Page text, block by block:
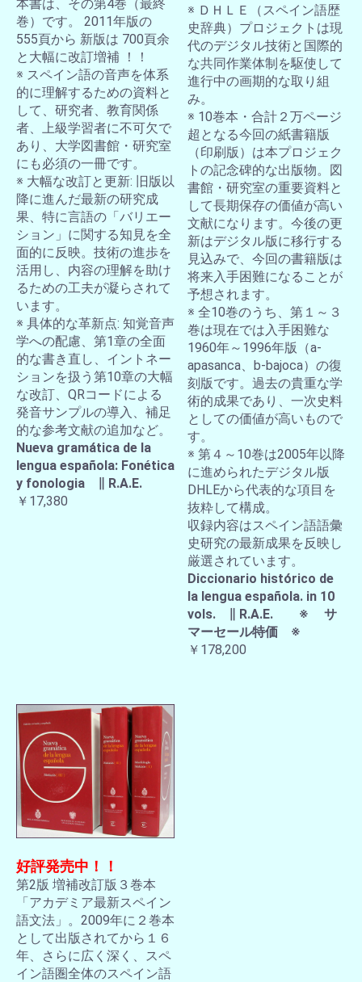
本書は、その第4巻（最終
巻）です。 2011年版の
555頁から 新版は 700頁余
と大幅に改訂増補 ！！
※ スペイン語の音声を体系
的に理解するための資料と
して、研究者、教育関係
者、上級学習者に不可欠で
あり、大学図書館・研究室
にも必須の一冊です。
※ 大幅な改訂と更新: 旧版以
降に進んだ最新の研究成
果、特に言語の「バリエー
ション」に関する知見を全
面的に反映。技術の進歩を
活用し、内容の理解を助け
るための工夫が凝らされて
います。
※ 具体的な革新点: 知覚音声
学への配慮、第1章の全面
的な書き直し、イントネー
ションを扱う第10章の大幅
な改訂、QRコードによる
発音サンプルの導入、補足
的な参考文献の追加など。
Nueva gramática de la
lengua española: Fonética
y fonologia ∥ R.A.E.
￥17,380
※ ＤＨＬＥ（スペイン語歴
史辞典）プロジェクトは現
代のデジタル技術と国際的
な共同作業体制を駆使して
進行中の画期的な取り組
み。
※ 10巻本・合計２万ページ
超となる今回の紙書籍版
（印刷版）は本プロジェク
トの記念碑的な出版物。図
書館・研究室の重要資料と
して長期保存の価値が高い
文献になります。今後の更
新はデジタル版に移行する
見込みで、今回の書籍版は
将来入手困難になることが
予想されます。
※ 全10巻のうち、第１～３
巻は現在では入手困難な
1960年～1996年版（a-
apasanca、b-bajoca）の復
刻版です。過去の貴重な学
術的成果であり、一次史料
としての価値が高いもので
す。
※ 第４～10巻は2005年以降
に進められたデジタル版
DHLEから代表的な項目を
抜粋して構成。
収録内容はスペイン語語彙
史研究の最新成果を反映し
厳選されています。
Diccionario histórico de
la lengua española. in 10
vols. ∥ R.A.E. ※ サ
マーセール特価 ※
￥178,200
好評発売中！！
第2版 増補改訂版３巻本
「アカデミア最新スペイン
語文法」。2009年に２巻本
として出版されてから１６
年、さらに広く深く、スペ
イン語圏全体のスペイン語